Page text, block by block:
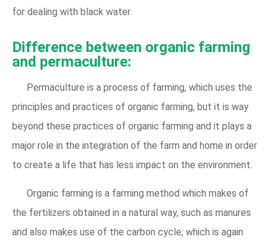
for dealing with black water.
Difference between organic farming
and permaculture:
Permaculture is a process of farming, which uses the
principles and practices of organic farming, but it is way
beyond these practices of organic farming and it plays a
major role in the integration of the farm and home in order
to create a life that has less impact on the environment.
Organic farming is a farming method which makes of
the fertilizers obtained in a natural way, such as manures
and also makes use of the carbon cycle, which is again